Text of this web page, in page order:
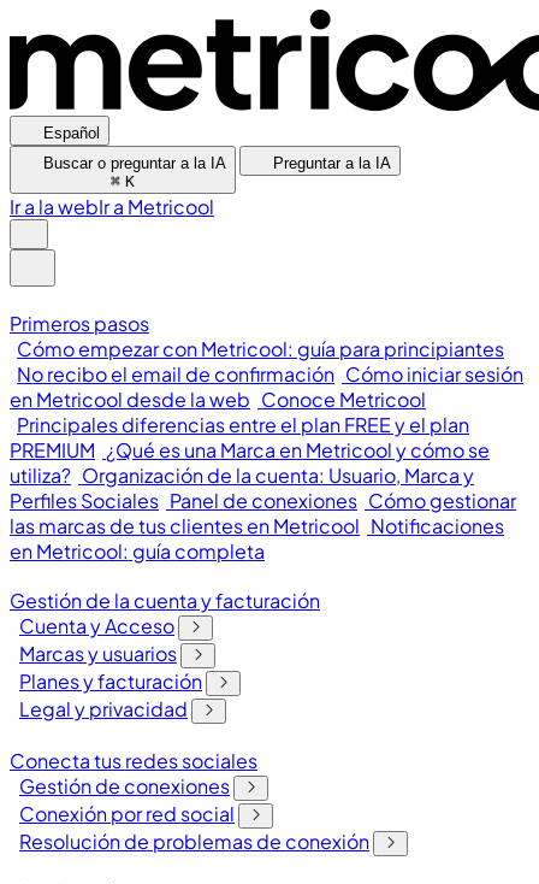
Español
Buscar o preguntar a la IA
⌘ K
Preguntar a la IA
Ir a la webIr a Metricool
Primeros pasos
Cómo empezar con Metricool: guía para principiantes
No recibo el email de confirmación Cómo iniciar sesión
en Metricool desde la web Conoce Metricool
Principales diferencias entre el plan FREE y el plan
PREMIUM ¿Qué es una Marca en Metricool y cómo se
utiliza? Organización de la cuenta: Usuario, Marca y
Perfiles Sociales Panel de conexiones Cómo gestionar
las marcas de tus clientes en Metricool Notificaciones
en Metricool: guía completa
Gestión de la cuenta y facturación
Cuenta y Acceso
Marcas y usuarios
Planes y facturación
Legal y privacidad
Conecta tus redes sociales
Gestión de conexiones
Conexión por red social
Resolución de problemas de conexión